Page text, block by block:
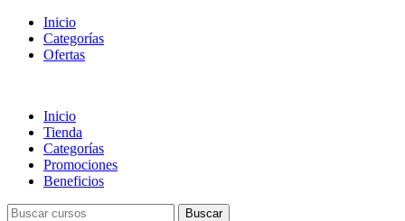
Inicio
Categorías
Ofertas
Inicio
Tienda
Categorías
Promociones
Beneficios
Buscar